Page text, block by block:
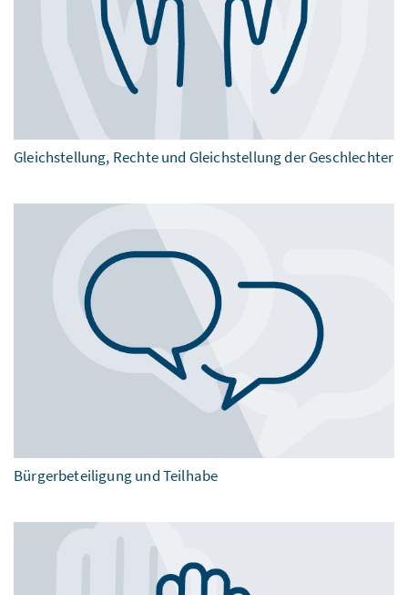
Gleichstellung, Rechte und Gleichstellung der Geschlechter
Bürgerbeteiligung und Teilhabe